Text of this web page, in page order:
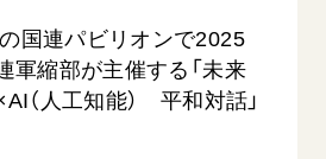
国連パビリオンで2025
軍縮部が主催する「未来
（人工知能） 平和対話」